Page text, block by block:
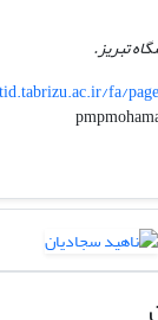
تبریز.
fa/